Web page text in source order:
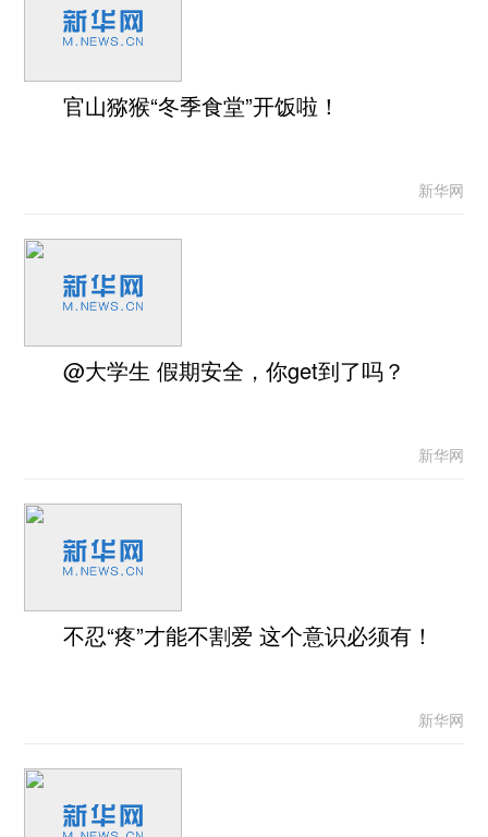
官山猕猴“冬季食堂”开饭啦！
新华网
@大学生 假期安全，你get到了吗？
新华网
不忍“疼”才能不割爱 这个意识必须有！
新华网